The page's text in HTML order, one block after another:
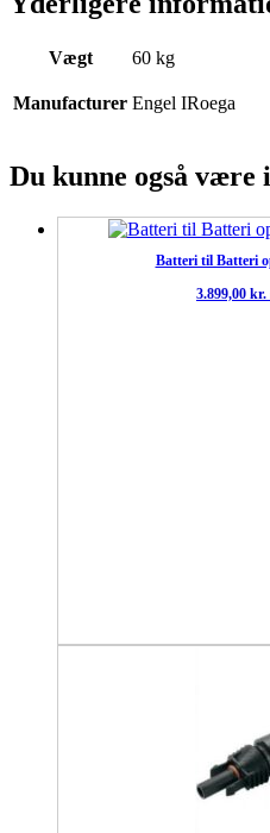
Vægt 60 kg
Manufacturer Engel IRoega
Du kunne også
Batteri til Batteri
3.899,00 kr.